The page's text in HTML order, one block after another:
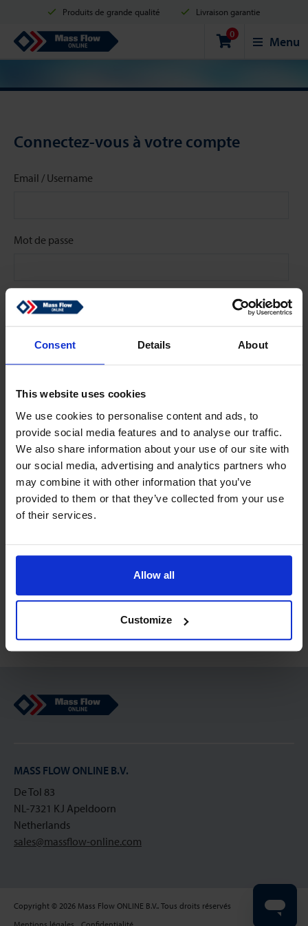
Consent Details About
This website uses cookies
We use cookies to personalise content and ads, to
provide social media features and to analyse our traffic.
We also share information about your use of our site with
our social media, advertising and analytics partners who
may combine it with other information that you’ve
provided to them or that they’ve collected from your use
of their services.
Allow all
Customize
Produits de grande qualité Livraison garantie
Expédition en 2 jours ouvrés Achats sécurisés
Options de paiement: Carte de crédit, PayPal ou Virement bancaire.
Mass Flow Online 0 Menu
Connectez-vous à votre compte
Email / Username
Mot de passe
Stay signed in
Créer un compte
Créez un compte en ligne gratuit qui vous permettra de
faire vos achats plus rapidement.
Suivez l'état de vos commandes en cours
Télécharger les factures et voir le code de suivi
Les utilisateurs de votre "ancienne" boutique en ligne
Mass Flow Online
MASS FLOW ONLINE B.V.
De Tol 83
NL-7321 KJ Apeldoorn
Netherlands
sales@massflow-online.com
Copyright © 2026 Mass Flow ONLINE B.V.. Tous droits réservés